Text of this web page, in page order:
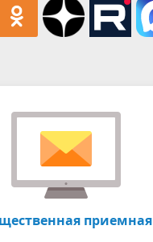
приемная